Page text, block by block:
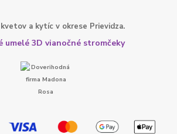
kvetov a kytíc v okrese Prievidza.
umelé 3D vianočné stromčeky